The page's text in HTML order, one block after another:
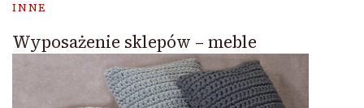
INNE
Wyposażenie sklepów – meble